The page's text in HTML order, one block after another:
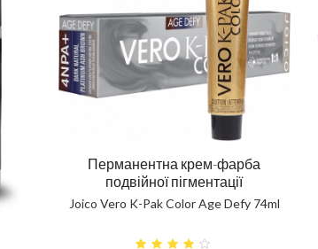
Шампунь повне відновлення
Перманентна крем-фарба
подвійної пігментації
Joico Vero K-Pak Color Age Defy 74ml